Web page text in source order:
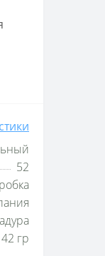
52
гр